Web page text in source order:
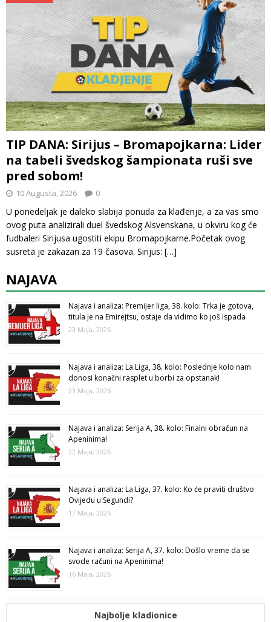
TIP DANA: Sirijus – Bromapojkarna: Lider
na tabeli švedskog šampionata ruši sve
pred sobom!
10 Augusta, 2026 0
U ponedeljak je daleko slabija ponuda za klađenje, a za vas smo
ovog puta analizirali duel švedskog Alsvenskana, u okviru kog će
fudbaleri Sirijusa ugostiti ekipu Bromapojkarne.Početak ovog
susreta je zakazan za 19 časova. Sirijus: […]
NAJAVA
Najava i analiza: Premijer liga, 38. kolo: Trka je gotova,
titula je na Emirejtsu, ostaje da vidimo ko još ispada
23 Maja, 2026
Najava i analiza: La Liga, 38. kolo: Poslednje kolo nam
donosi konačni rasplet u borbi za opstanak!
23 Maja, 2026
Najava i analiza: Serija A, 38. kolo: Finalni obračun na
Apeninima!
22 Maja, 2026
Najava i analiza: La Liga, 37. kolo: Ko će praviti društvo
Ovijedu u Segundi?
17 Maja, 2026
Najava i analiza: Serija A, 37. kolo: Došlo vreme da se
svode računi na Apeninima!
16 Maja, 2026
Najbolje kladionice